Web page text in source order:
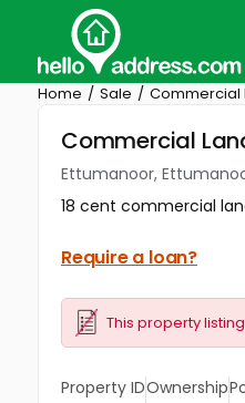
Home Sale Commercial
Commercial
Ettumanoor,
18 cent commercial
Require a loan?
This property
Property IDOwnership